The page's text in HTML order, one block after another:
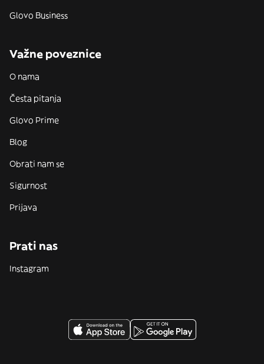
Glovo Business
Važne poveznice
O nama
Česta pitanja
Glovo Prime
Blog
Obrati nam se
Sigurnost
Prijava
Prati nas
Instagram